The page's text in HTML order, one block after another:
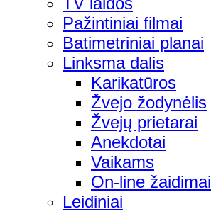
Pažintiniai filmai
Batimetriniai planai
Linksma dalis
Karikatūros
Žvejo žodynėlis
Žvejų prietarai
Anekdotai
Vaikams
On-line žaidimai
Leidiniai